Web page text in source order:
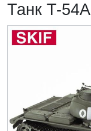
Танк T-54A